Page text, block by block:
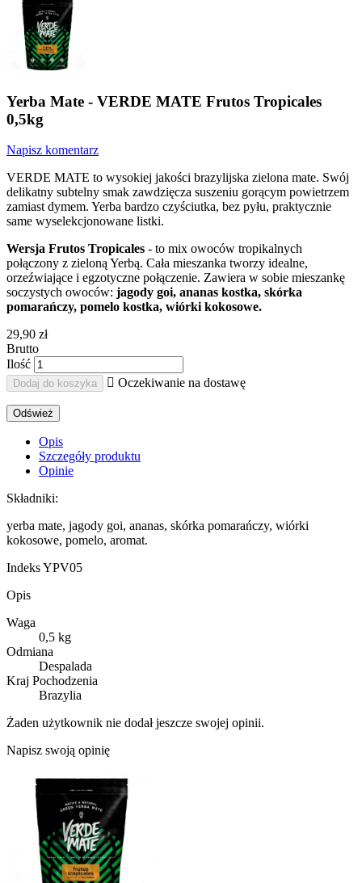
Yerba Mate - VERDE MATE Frutos Tropicales
0,5kg
Napisz komentarz
VERDE MATE to wysokiej jakości brazylijska zielona mate. Swój
delikatny subtelny smak zawdzięcza suszeniu gorącym powietrzem
zamiast dymem. Yerba bardzo czyściutka, bez pyłu, praktycznie
same wyselekcjonowane listki.
Wersja Frutos Tropicales - to mix owoców tropikalnych
połączony z zieloną Yerbą. Cała mieszanka tworzy idealne,
orzeźwiające i egzotyczne połączenie. Zawiera w sobie mieszankę
soczystych owoców: jagody goi, ananas kostka, skórka
pomarańczy, pomelo kostka, wiórki kokosowe.
29,90 zł
Brutto
Ilość
Dodaj do koszyka  Oczekiwanie na dostawę
Opis
Szczegóły produktu
Opinie
Składniki:
yerba mate, jagody goi, ananas, skórka pomarańczy, wiórki
kokosowe, pomelo, aromat.
IndeksYPV05
Opis
Waga
0,5 kg
Odmiana
Despalada
Kraj Pochodzenia
Brazylia
Żaden użytkownik nie dodał jeszcze swojej opinii.
Napisz swoją opinię